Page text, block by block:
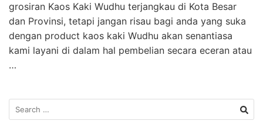
grosiran Kaos Kaki Wudhu terjangkau di Kota Besar
dan Provinsi, tetapi jangan risau bagi anda yang suka
dengan product kaos kaki Wudhu akan senantiasa
kami layani di dalam hal pembelian secara eceran atau
…
Search
for: